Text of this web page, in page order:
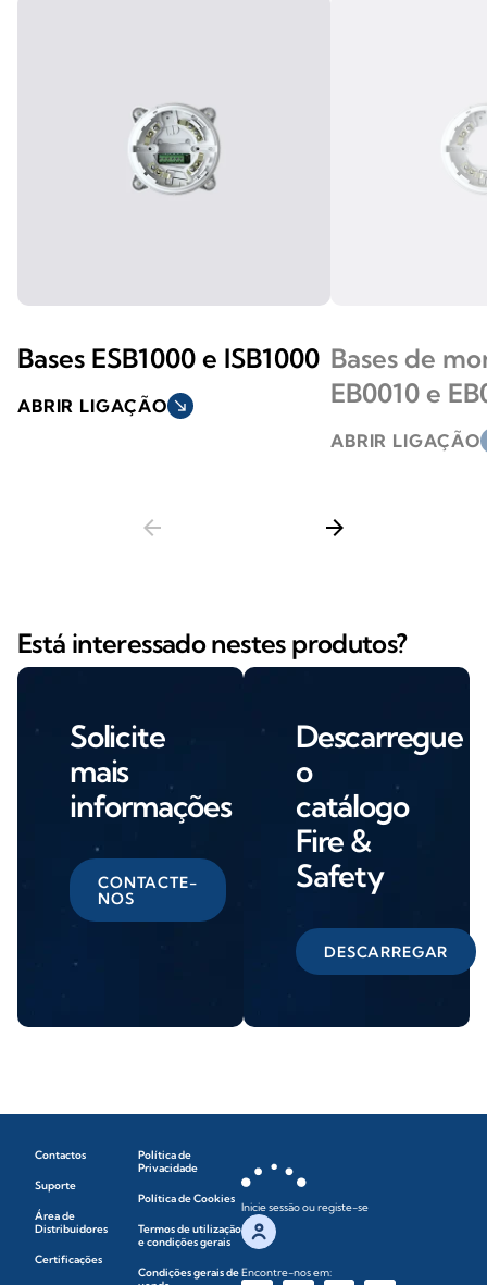
Bases ESB1000 e ISB1000
ABRIR LIGAÇÃO south_east
Bases de
EB0010 e
ABRIR LIGAÇÃO
arrow_back arrow_forward
Está interessado nestes produtos?
Solicite
mais
informações
CONTACTE-
NOS
Descarregue
o
catálogo
Fire &
Safety
DESCARREGAR
Contactos
Suporte
Área de
Distribuidores
Certificações
Política de
Privacidade
Política de Cookies
Termos de utilização
e condições gerais
Condições gerais de
Inicie sessão ou registe-se
Encontre-nos em: